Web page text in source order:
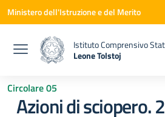
Vai ai contenuti
Vai al menu di navigazione
Vai al footer
Ministero dell'Istruzione e del Merito
Istituto Comprensivo
Leone Tolstoj
Circolare 05
Azioni di sciopero.